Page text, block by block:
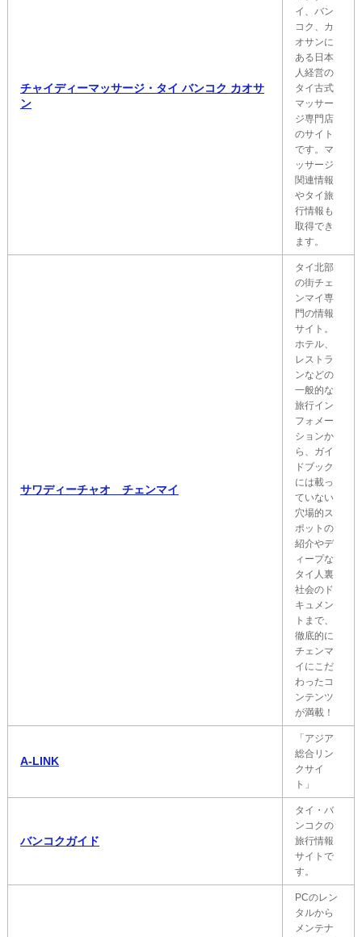
チャイディーマッサージ・タイ バンコク カオサ
ン
イ、バン
コク、カ
オサンに
ある日本
人経営の
タイ古式
マッサー
ジ専門店
のサイト
です。マ
ッサージ
関連情報
やタイ旅
行情報も
取得でき
ます。
サワディーチャオ チェンマイ
タイ北部
の街チェ
ンマイ専
門の情報
サイト。
ホテル、
レストラ
ンなどの
一般的な
旅行イン
フォメー
ションか
ら、ガイ
ドブック
には載っ
ていない
穴場的ス
ポットの
紹介やデ
ィープな
タイ人裏
社会のド
キュメン
トまで、
徹底的に
チェンマ
イにこだ
わったコ
ンテンツ
が満載！
A-LINK
「アジア
総合リン
クサイ
ト」
バンコクガイド
タイ・バ
ンコクの
旅行情報
サイトで
す。
PCのレン
タルから
メンテナ